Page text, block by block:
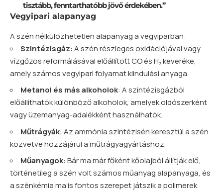
tisztább, fenntarthatóbb jövő érdekében.”
Vegyipari alapanyag
A szén nélkülözhetetlen alapanyag a vegyiparban:
Szintézisgáz: A szén részleges oxidációjával vagy
vízgőzös reformálásával előállított CO és H₂ keveréke,
amely számos vegyipari folyamat kiindulási anyaga.
Metanol és más alkoholok: A szintézisgázból
előállíthatók különböző alkoholok, amelyek oldószerként
vagy üzemanyag-adalékként használhatók.
Műtrágyák: Az ammónia szintézisén keresztül a szén
közvetve hozzájárul a műtrágyagyártáshoz.
Műanyagok: Bár ma már főként kőolajból állítják elő,
történetileg a szén volt számos műanyag alapanyaga, és
a szénkémia ma is fontos szerepet játszik a polimerek